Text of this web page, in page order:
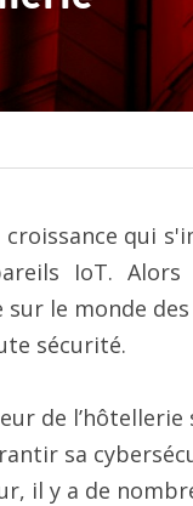
qui
IoT.
le monde
sécurité.
de
sa
il y a de